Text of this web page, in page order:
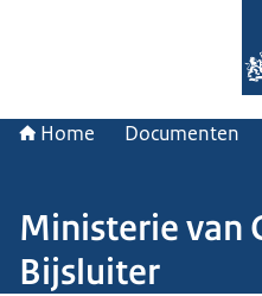
Home Documenten
Ministerie van
Bijsluiter